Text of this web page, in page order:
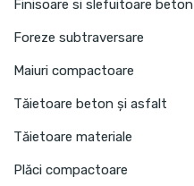
Finisoare si slefuitoare beton
Foreze subtraversare
Maiuri compactoare
Tăietoare beton și asfalt
Tăietoare materiale
Plăci compactoare